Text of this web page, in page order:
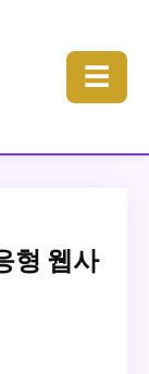
☰
형 웹사